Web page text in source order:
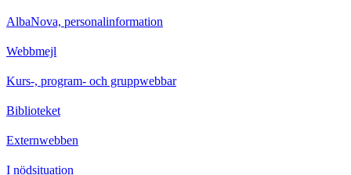
AlbaNova, personalinformation
Webbmejl
Kurs-, program- och gruppwebbar
Biblioteket
Externwebben
I nödsituation